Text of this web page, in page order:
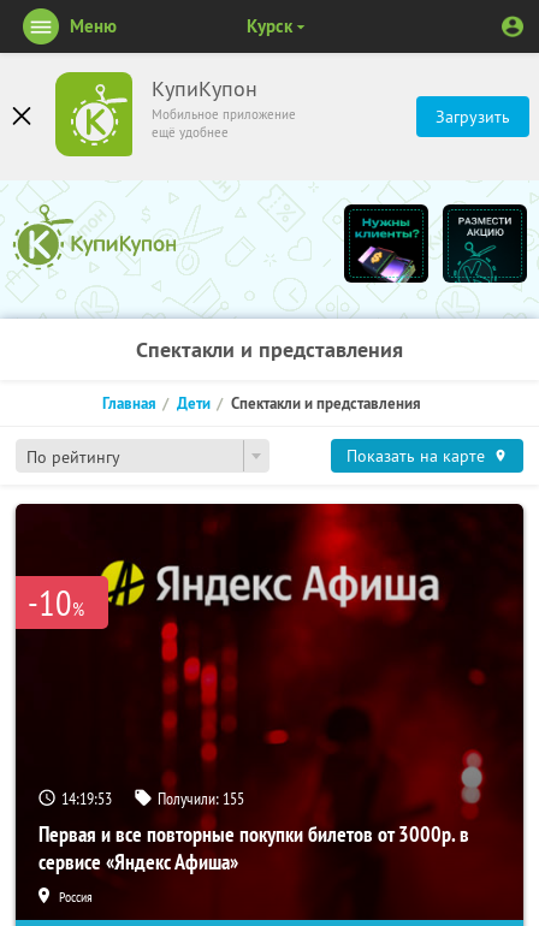
КупиКупон
Мобильное приложение
ещё удобнее
Загрузить
Меню Курск
Спектакли и представления
По рейтингу
Главная Дети Спектакли и представления
Показать на карте
-10%
14:19:53 Получили: 155
Первая и все повторные покупки билетов от 3000р. в
сервисе «Яндекс Афиша»
Россия